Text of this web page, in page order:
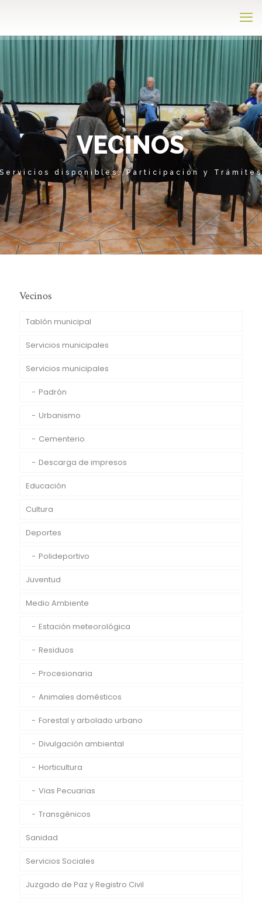
VECINOS
Servicios disponibles, Participación y
Vecinos
Tablón municipal
Servicios municipales
Servicios municipales
Padrón
Urbanismo
Cementerio
Descarga de impresos
Educación
Cultura
Deportes
Polideportivo
Juventud
Medio Ambiente
Estación meteorológica
Residuos
Procesionaria
Animales domésticos
Forestal y arbolado urbano
Divulgación ambiental
Horticultura
Vias Pecuarias
Transgénicos
Sanidad
Servicios Sociales
Juzgado de Paz y Registro Civil